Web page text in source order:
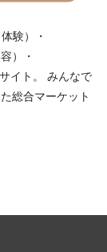
験）
・
）
・
イト。
みんなで
総合マーケット